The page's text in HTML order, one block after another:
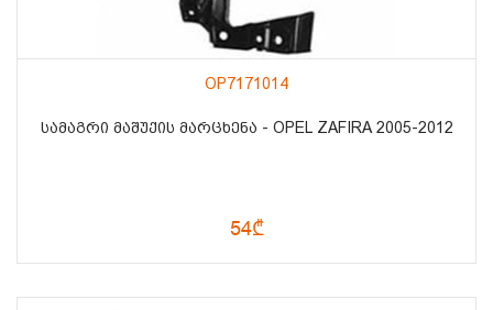
OP7171014
ᲡᲐᲛᲐᲒᲠᲘ ᲛᲐᲨᲣᲥᲘᲡ ᲛᲐᲠᲪᲮᲔᲜᲐ - OPEL ZAFIRA 2005-2012
54₾